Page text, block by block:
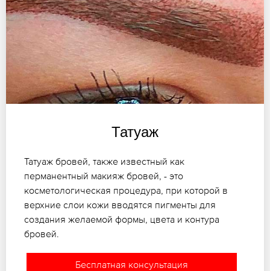
Татуаж
Татуаж бровей, также известный как
перманентный макияж бровей, - это
косметологическая процедура, при которой в
верхние слои кожи вводятся пигменты для
создания желаемой формы, цвета и контура
бровей.
Бесплатная консультация